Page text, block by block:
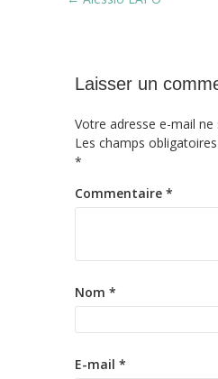
Laisser un
Votre adresse e-mail ne
Les champs
*
Commentaire *
Nom *
E-mail *